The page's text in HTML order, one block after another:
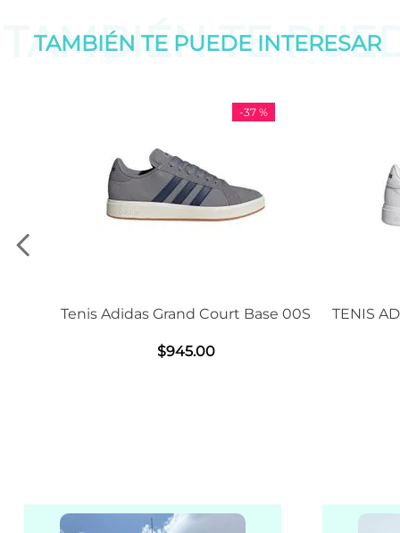
TAMBIÉN TE
TAMBIÉN TE PUEDE INTERESAR
Tenis Adidas Grand Court Base 00S
TENIS ADIDAS